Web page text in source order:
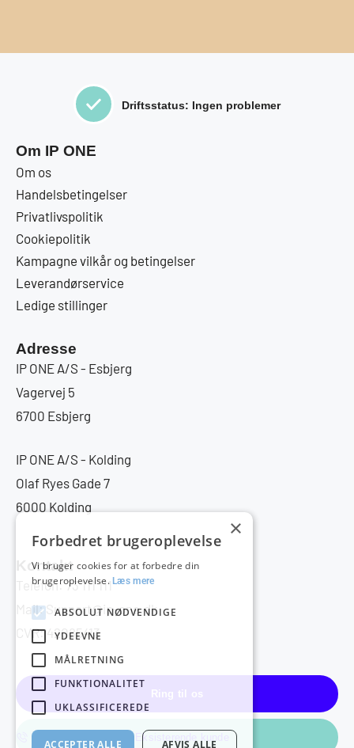
Driftsstatus: Ingen problemer
Om IP ONE
Om os
Handelsbetingelser
Privatlivspolitik
Cookiepolitik
Kampagne vilkår og betingelser
Leverandørservice
Ledige stillinger
Adresse
IP ONE A/S - Esbjerg
Vagervej 5
6700 Esbjerg
IP ONE A/S - Kolding
Olaf Ryes Gade 7
6000 Kolding
Kontakt
Telefon: 73 111 111
Mail: Support@ip-one.dk
CVR: 42085413
Ring til os
Eksisterende kunde
×
Forbedret brugeroplevelse
Vi bruger cookies for at forbedre din
brugeroplevelse.Læs mere
ABSOLUT NØDVENDIGE
YDEEVNE
MÅLRETNING
FUNKTIONALITET
UKLASSIFICEREDE
ACCEPTER ALLE AFVIS ALLE